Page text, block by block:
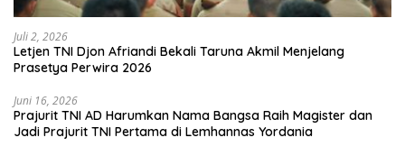
Juli 2, 2026
Letjen TNI Djon Afriandi Bekali Taruna Akmil Menjelang
Prasetya Perwira 2026
Juni 16, 2026
Prajurit TNI AD Harumkan Nama Bangsa Raih Magister dan
Jadi Prajurit TNI Pertama di Lemhannas Yordania